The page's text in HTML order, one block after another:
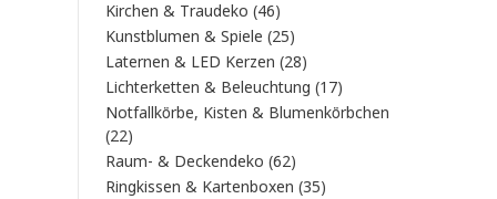
Kirchen & Traudeko 4646
Produkte
Kunstblumen & Spiele 2525
Produkte
Laternen & LED Kerzen 2828
Produkte
Lichterketten & Beleuchtung 1717
Produkte
Notfallkörbe, Kisten & Blumenkörbchen
2222
Produkte
Raum- & Deckendeko 6262
Produkte
Ringkissen & Kartenboxen 3535